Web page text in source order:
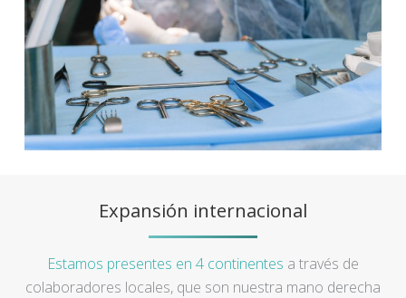
Expansión internacional
Estamos presentes en 4 continentes a través de
colaboradores locales, que son nuestra mano derecha